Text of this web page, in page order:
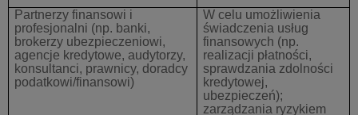
Partnerzy finansowi i
profesjonalni (np. banki,
brokerzy ubezpieczeniowi,
agencje kredytowe, audytorzy,
konsultanci, prawnicy, doradcy
podatkowi/finansowi)
W celu umożliwienia
świadczenia usług
finansowych (np.
realizacji płatności,
sprawdzania zdolności
kredytowej,
ubezpieczeń);
zarządzania ryzykiem